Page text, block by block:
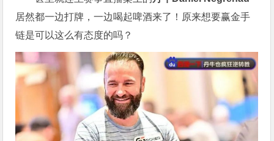
居然都一边打牌，一边喝起啤酒来了！原来想要赢金手
链是可以这么有态度的吗？